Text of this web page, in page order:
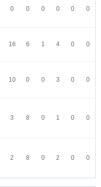
0 0 0 0 0 0
16 6 1 4 0 0
10 0 0 3 0 0
3 8 0 1 0 0
2 8 0 2 0 0